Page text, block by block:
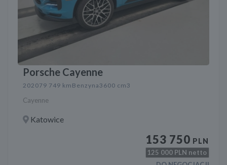
Porsche Cayenne
202079 749 km Benzyna3600 cm3
Cayenne
Katowice
153 750 PLN
125 000 PLN netto